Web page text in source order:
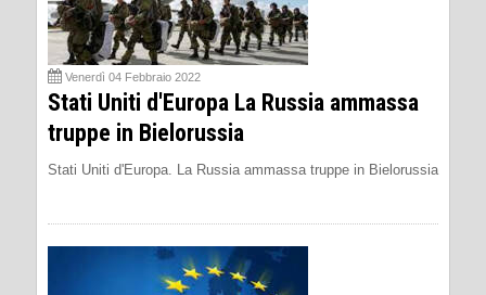
Venerdì 04 Febbraio 2022
Stati Uniti d'Europa La Russia ammassa
truppe in Bielorussia
Stati Uniti d'Europa. La Russia ammassa truppe in Bielorussia